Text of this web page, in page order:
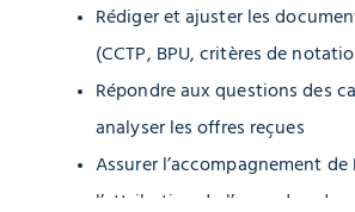
Rédiger et ajuster les
(CCTP, BPU, critères de
Répondre aux questions des
analyser les offres reçues
Assurer l’accompagnement de
l’attribution de l’accord-cadre